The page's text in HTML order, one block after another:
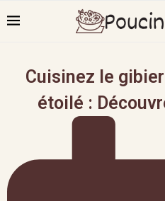
Cuisinez le
étoilé :